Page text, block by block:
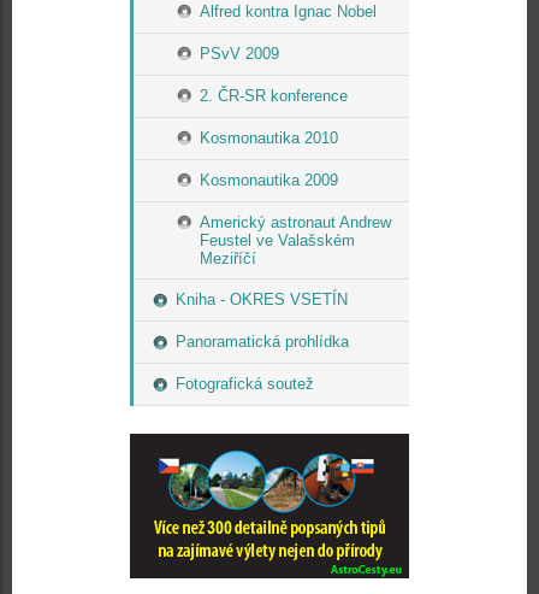
Alfred kontra Ignac Nobel
PSvV 2009
2. ČR-SR konference
Kosmonautika 2010
Kosmonautika 2009
Americký astronaut Andrew
Feustel ve Valašském
Meziříčí
Kniha - OKRES VSETÍN
Panoramatická prohlídka
Fotografická soutež